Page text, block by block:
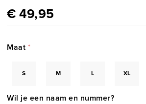
€ 49,95
Maat *
S M L XL
Wil je een naam en nummer?